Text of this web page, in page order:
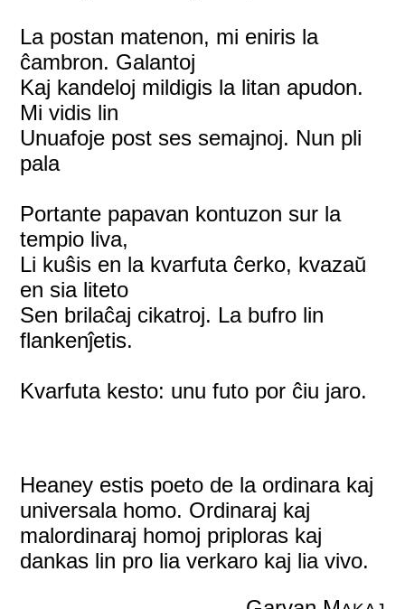
La postan matenon, mi eniris la
ĉambron. Galantoj
Kaj kandeloj mildigis la litan apudon.
Mi vidis lin
Unuafoje post ses semajnoj. Nun pli
pala
Portante papavan kontuzon sur la
tempio liva,
Li kuŝis en la kvarfuta ĉerko, kvazaŭ
en sia liteto
Sen brilaĉaj cikatroj. La bufro lin
flankenĵetis.
Kvarfuta kesto: unu futo por ĉiu jaro.
Heaney estis poeto de la ordinara kaj
universala homo. Ordinaraj kaj
malordinaraj homoj priploras kaj
dankas lin pro lia verkaro kaj lia vivo.